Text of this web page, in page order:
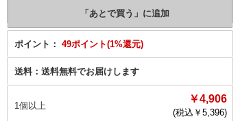
ポイント： 49ポイント(1%還元)
送料： 送料無料でお届けします
1個以上
￥4,906
(税込￥ 5,396)